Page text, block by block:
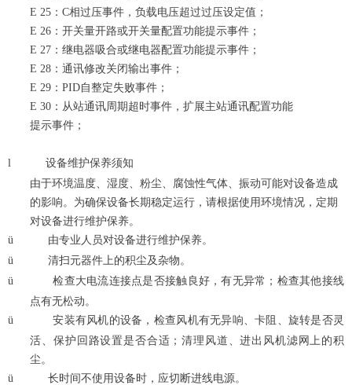
E 25：C相过压事件，负载电压超过过压设定值；
E 26：开关量开路或开关量配置功能提示事件；
E 27：继电器吸合或继电器配置功能提示事件；
E 28：通讯修改关闭输出事件；
E 29：PID自整定失败事件；
E 30：从站通讯周期超时事件，扩展主站通讯配置功能
提示事件；
l
设备维护保养须知
由于环境温度、湿度、粉尘、腐蚀性气体、振动可能对设备造成
的影响。为确保设备长期稳定运行，请根据使用环境情况，定期
对设备进行维护保养。
ü
由专业人员对设备进行维护保养。
ü
清扫元器件上的积尘及杂物。
ü
检查大电流连接点是否接触良好，有无异常；检查其他接线
点有无松动。
ü
安装有风机的设备，检查风机有无异响、卡阻、旋转是否灵
活、保护回路设置是否合适；清理风道、进出风机滤网上的积
尘。
ü
长时间不使用设备时，应切断进线电源。